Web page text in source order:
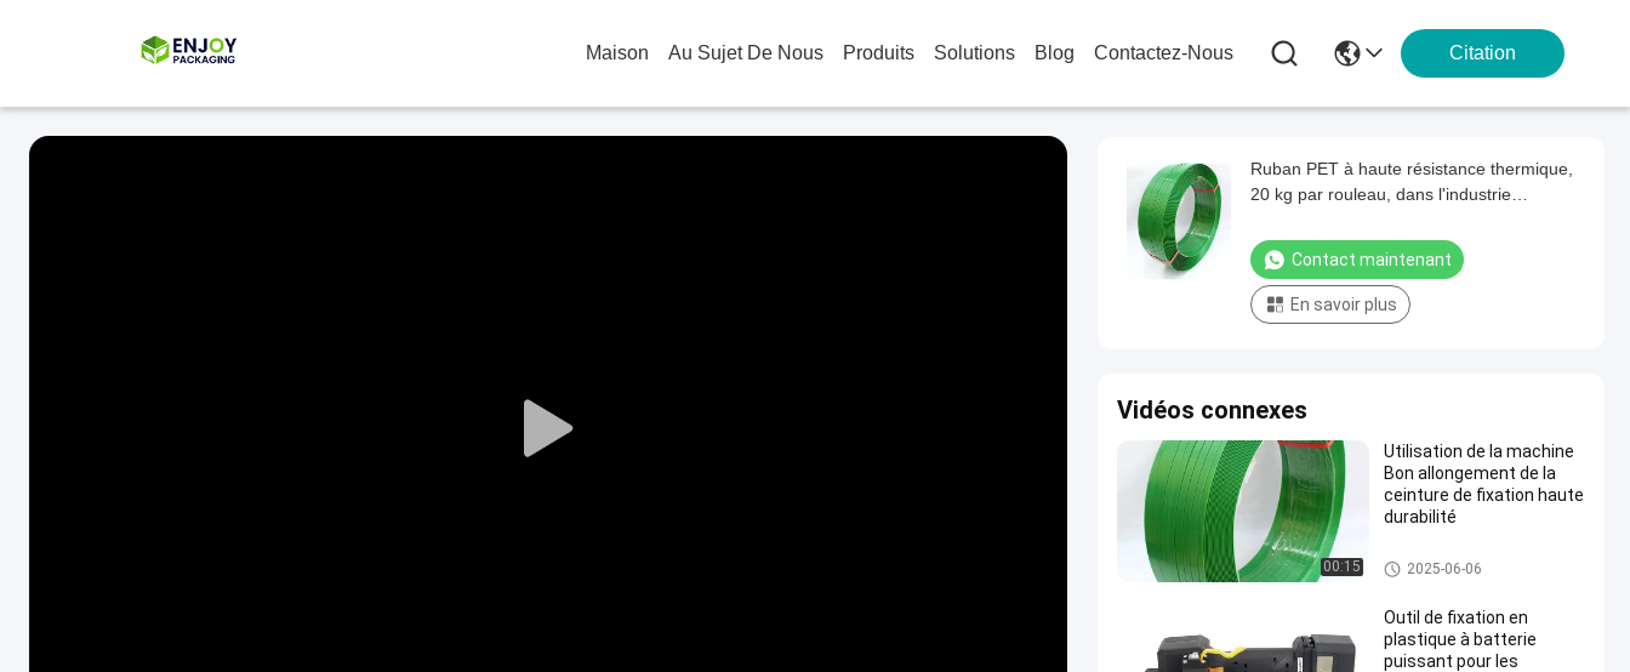
Maison Au Sujet De Nous Produits Solutions Blog Contactez-Nous Citation
Play
Ruban PET à haute résistance thermique,
20 kg par rouleau, dans l'industrie
Contact maintenant
En savoir plus
Vidéos connexes
00:15
Utilisation de la machine
Bon allongement de la
ceinture de fixation haute
durabilité
2025-06-06
Outil de fixation en
plastique à batterie
puissant pour les